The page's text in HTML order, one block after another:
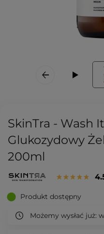
SkinTra - Wash
Glukozydowy
200ml
Produkt dostępny
Możemy wysłać już: